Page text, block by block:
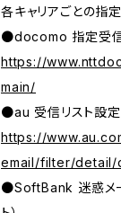
各キャリアごとの指
●docomo 指定受信
https://
main/
●au 受信リスト設定
https://
email/filter/detail/
●SoftBank 迷惑メ